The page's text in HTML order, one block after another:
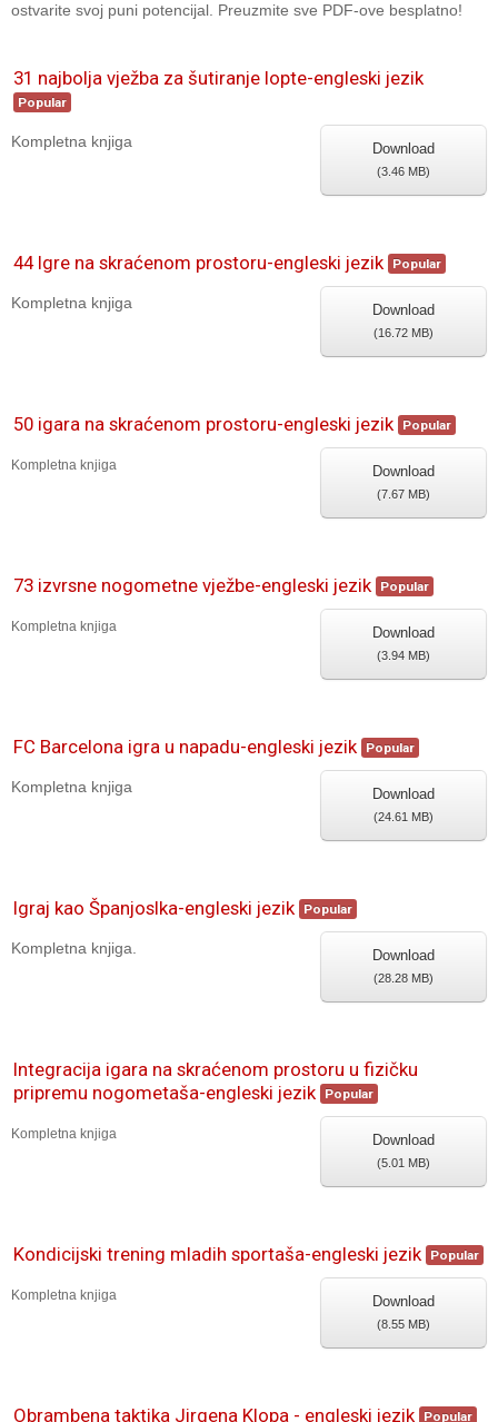
ostvarite svoj puni potencijal. Preuzmite sve PDF-ove besplatno!
31 najbolja vježba za šutiranje lopte-engleski jezik
Popular
Download
(3.46 MB)
Kompletna knjiga
44 Igre na skraćenom prostoru-engleski jezik Popular
Download
(16.72 MB)
Kompletna knjiga
50 igara na skraćenom prostoru-engleski jezik Popular
Download
(7.67 MB)
Kompletna knjiga
73 izvrsne nogometne vježbe-engleski jezik Popular
Download
(3.94 MB)
Kompletna knjiga
FC Barcelona igra u napadu-engleski jezik Popular
Download
(24.61 MB)
Kompletna knjiga
Igraj kao Španjoslka-engleski jezik Popular
Download
(28.28 MB)
Kompletna knjiga.
Integracija igara na skraćenom prostoru u fizičku
pripremu nogometaša-engleski jezik
Popular
Download
(5.01 MB)
Kompletna knjiga
Kondicijski trening mladih sportaša-engleski jezik Popular
Download
(8.55 MB)
Kompletna knjiga
Obrambena taktika Jirgena Klopa - engleski jezik Popular